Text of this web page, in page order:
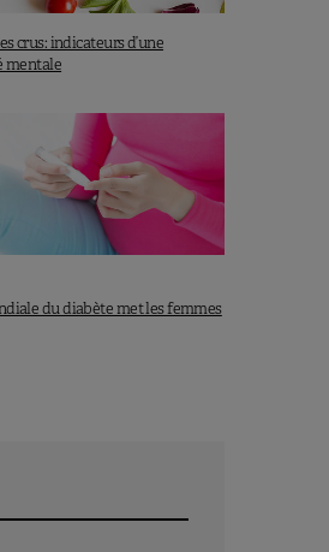
crus: indicateurs d’une
mentale
du diabète met les femmes